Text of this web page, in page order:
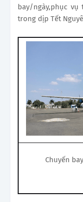
bay/ngày,phục vụ
trong dịp Tết
Chuyến